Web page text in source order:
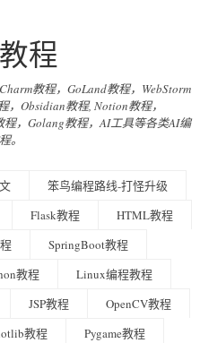
程
教程，GoLand教程，WebStorm
Obsidian教程, Notion教程，
，Golang教程，AI工具等各类AI编
。
笨鸟编程路线-打怪升级
Flask教程
HTML教程
SpringBoot教程
教程
Linux编程教程
JSP教程
OpenCV教程
教程
Pygame教程